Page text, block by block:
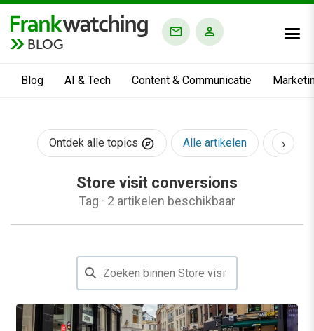
BLOG
Blog AI & Tech Content & Communicatie
Ontdek alle topics Alle artikelen AI &
›
Store visit conversions
Tag · 2 artikelen beschikbaar